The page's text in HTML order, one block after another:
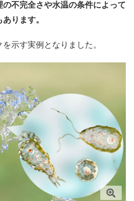
不完全さや水温の条件によって
ります。
示す実例となりました。